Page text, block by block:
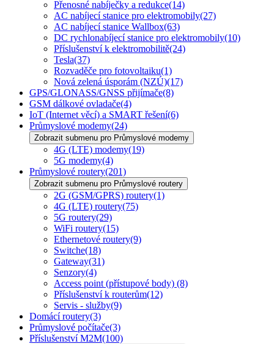
Přenosné nabíječky a redukce(14)
AC nabíjecí stanice pro elektromobily(27)
AC nabíjecí stanice Wallbox(63)
DC rychlonabíjecí stanice pro elektromobily(10)
Příslušenství k elektromobilitě(24)
Tesla(37)
Rozvaděče pro fotovoltaiku(1)
Nová zelená úsporám (NZÚ)(17)
GPS/GLONASS/GNSS přijímače(8)
GSM dálkové ovladače(4)
IoT (Internet věcí) a SMART řešení(6)
Průmyslové modemy(24)
Zobrazit submenu pro Průmyslové modemy
4G (LTE) modemy(19)
5G modemy(4)
Průmyslové routery(201)
Zobrazit submenu pro Průmyslové routery
2G (GSM/GPRS) routery(1)
4G (LTE) routery(75)
5G routery(29)
WiFi routery(15)
Ethernetové routery(9)
Switche(18)
Gateway(31)
Senzory(4)
Access point (přístupové body) (8)
Příslušenství k routerům(12)
Servis - služby(9)
Domácí routery(3)
Průmyslové počítače(3)
Příslušenství M2M(100)